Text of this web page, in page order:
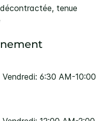
tenue
6:30 AM-10:00